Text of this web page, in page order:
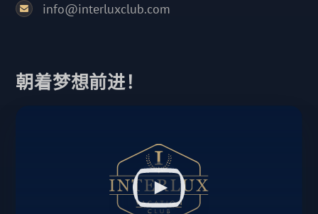
info@interluxclub.com
朝着梦想前进！